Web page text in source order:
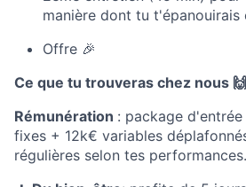
manière dont tu t'épanouirais
Offre 🎉
Ce que tu trouveras chez nous 🙌
Rémunération : package
fixes + 12k€ variables
régulières selon tes performances.